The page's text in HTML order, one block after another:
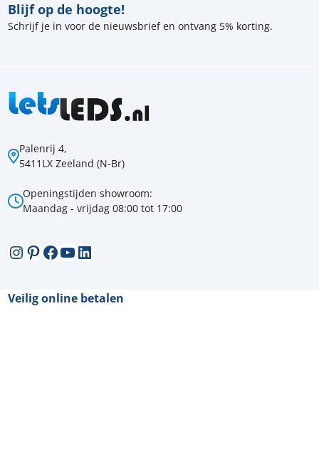
Palenrij 4,
5411LX Zeeland (N-Br)
Openingstijden showroom:
Maandag - vrijdag 08:00 tot 17:00
Instagram
Pinterest
Facebook
YouTube
LinkedIn
Blijf op de hoogte!
Schrijf je in voor de nieuwsbrief en ontvang 5% korting.
Veilig online betalen